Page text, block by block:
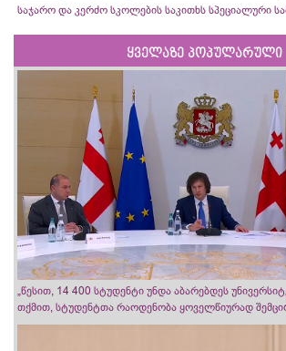
საჯარო და კერძო სკოლების საკითხს სპეციალური
ყველაზე პოპულარული
„წესით, 14 400 სტუდენტი უნდა აბარებდეს
თქმით, სტუდენტთა რაოდენობა ყოველწიურად